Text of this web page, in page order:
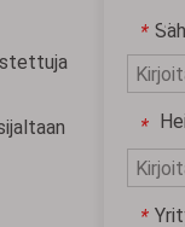
*
*
*